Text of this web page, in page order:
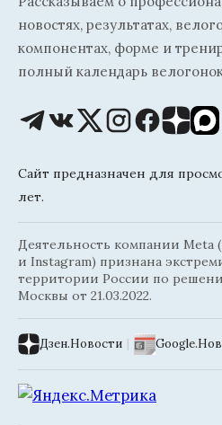
новостях, результатах,
компонентах, форме и
полный календарь
Сайт предназначен для
лет.
Деятельность компании Meta
и Instagram) признана
территории России по
Москвы от 21.03.2022.
Дзен.Новости |